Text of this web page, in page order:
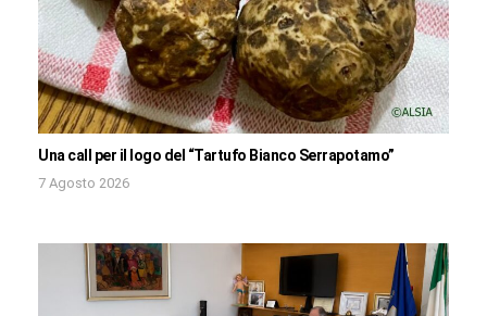
Una call per il logo del “Tartufo Bianco Serrapotamo”
7 Agosto 2026